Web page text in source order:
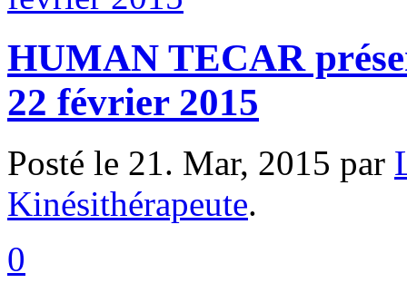
HUMAN TECAR
22 février 2015
Posté le 21. Mar, 2015 par
Kinésithérapeute.
0